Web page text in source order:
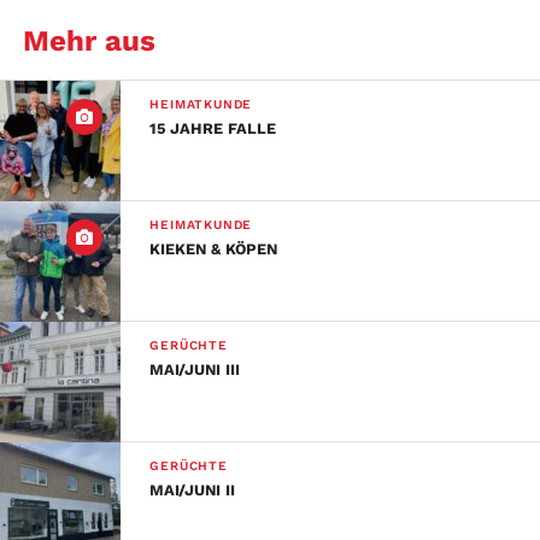
Mehr aus
HEIMATKUNDE
15 JAHRE FALLE
HEIMATKUNDE
KIEKEN & KÖPEN
GERÜCHTE
MAI/JUNI III
GERÜCHTE
MAI/JUNI II